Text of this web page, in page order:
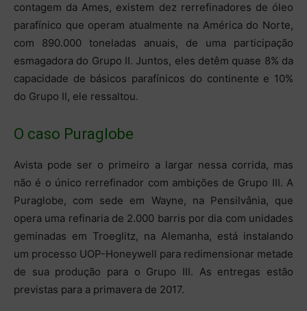
contagem da Ames, existem dez rerrefinadores de óleo
parafínico que operam atualmente na América do Norte,
com 890.000 toneladas anuais, de uma participação
esmagadora do Grupo II. Juntos, eles detêm quase 8% da
capacidade de básicos parafínicos do continente e 10%
do Grupo II, ele ressaltou.
O caso Puraglobe
Avista pode ser o primeiro a largar nessa corrida, mas
não é o único rerrefinador com ambições de Grupo III. A
Puraglobe, com sede em Wayne, na Pensilvânia, que
opera uma refinaria de 2.000 barris por dia com unidades
geminadas em Troeglitz, na Alemanha, está instalando
um processo UOP-Honeywell para redimensionar metade
de sua produção para o Grupo III. As entregas estão
previstas para a primavera de 2017.